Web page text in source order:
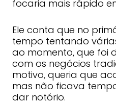
focaria mais rápido
Ele conta que no
tempo tentando
ao momento, que foi
com os negócios
motivo, queria que
mas não ficava
dar notório.